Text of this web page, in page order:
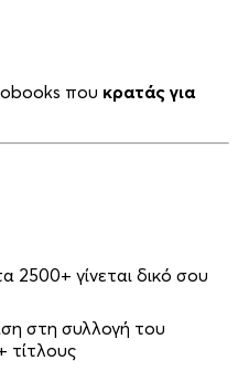
που κρατάς για
γίνεται δικό σου
στη συλλογή του
τίτλους